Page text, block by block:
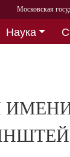
Московская
Наука
ИМЕНИ